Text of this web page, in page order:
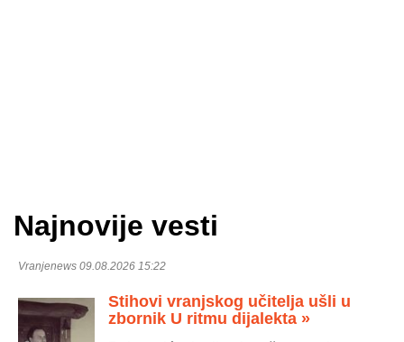
Najnovije vesti
Vranjenews 09.08.2026 15:22
Stihovi vranjskog učitelja ušli u
zbornik U ritmu dijalekta »